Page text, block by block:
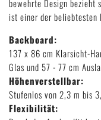
bewehrte Design bezieht
ist einer der beliebtesten
Backboard:
137 x 86 cm Klarsicht-
Glas und 57 - 77 cm
Höhenverstellbar:
Stufenlos von 2,3 m bis
Flexibilität: